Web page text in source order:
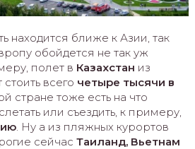
находится ближе к Азии, так
обойдется не так уж
полет в Казахстан из
всего четыре тысячи в
стране тоже есть на что
или съездить, к примеру,
. Ну а из пляжных курортов
сейчас Таиланд, Вьетнам